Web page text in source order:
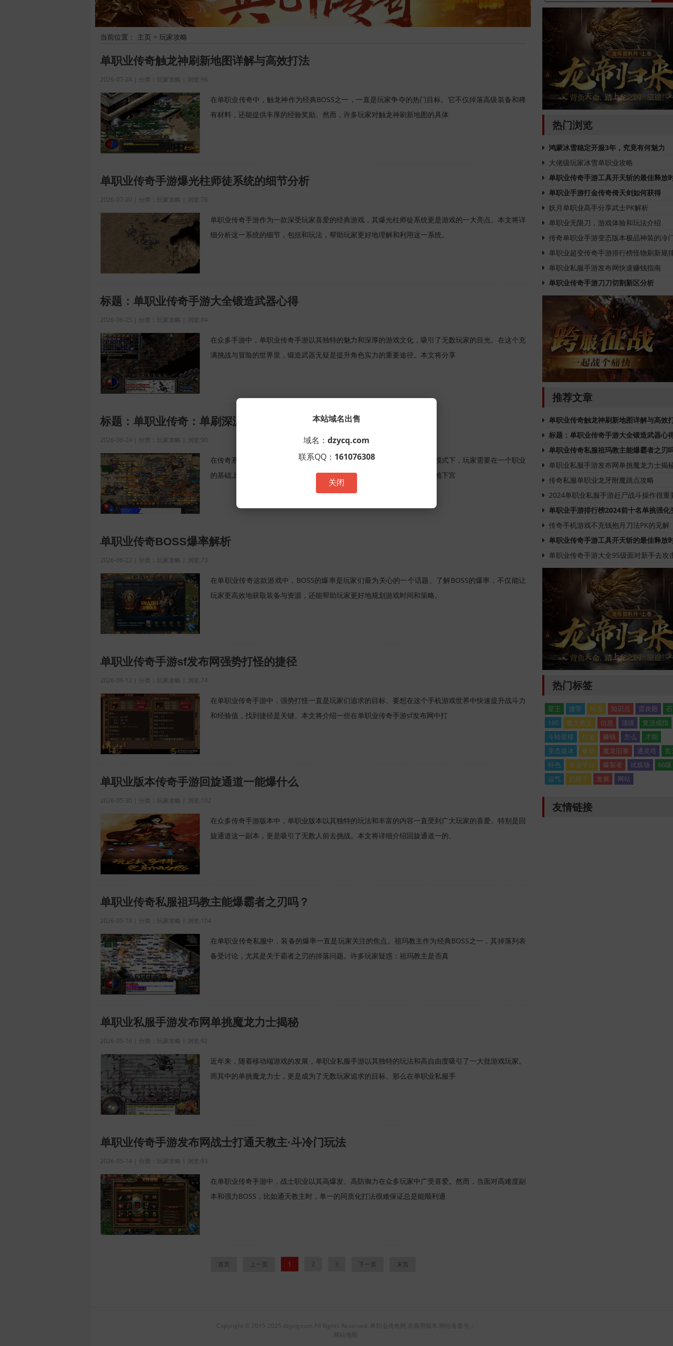
当前位置： 主页 > 玩家攻略
单职业传奇触龙神刷新地图详解与高效打法
2026-07-24 | 分类：玩家攻略 | 浏览:96
在单职业传奇中，触龙神作为经典BOSS之一，一直是玩家争夺的热门目标。它不仅掉落高级装备和稀
有材料，还能提供丰厚的经验奖励。然而，许多玩家对触龙神刷新地图的具体
单职业传奇手游爆光柱师徒系统的细节分析
2026-07-20 | 分类：玩家攻略 | 浏览:76
单职业传奇手游作为一款深受玩家喜爱的经典游戏，其爆光柱师徒系统更是游戏的一大亮点。本文将详
细分析这一系统的细节，包括和玩法，帮助玩家更好地理解和利用这一系统。
标题：单职业传奇手游大全锻造武器心得
2026-06-25 | 分类：玩家攻略 | 浏览:84
在众多手游中，单职业传奇手游以其独特的魅力和深厚的游戏文化，吸引了无数玩家的目光。在这个充
满挑战与冒险的世界里，锻造武器无疑是提升角色实力的重要途径。本文将分享
标题：单职业传奇：单刷深渊地下宫殿的探索与策略
2026-06-24 | 分类：玩家攻略 | 浏览:90
在传奇系列游戏中，单职业模式以其独特的魅力吸引着无数玩家。在这个模式下，玩家需要在一个职业
的基础上，通过精妙的操作和策略，挑战各种高难度的副本。其中，深渊地下宫
单职业传奇BOSS爆率解析
2026-06-22 | 分类：玩家攻略 | 浏览:73
在单职业传奇这款游戏中，BOSS的爆率是玩家们最为关心的一个话题。了解BOSS的爆率，不仅能让
玩家更高效地获取装备与资源，还能帮助玩家更好地规划游戏时间和策略。
单职业传奇手游sf发布网强势打怪的捷径
2026-06-12 | 分类：玩家攻略 | 浏览:74
在单职业传奇手游中，强势打怪一直是玩家们追求的目标。要想在这个手机游戏世界中快速提升战斗力
和经验值，找到捷径是关键。本文将介绍一些在单职业传奇手游sf发布网中打
单职业版本传奇手游回旋通道一能爆什么
2026-05-30 | 分类：玩家攻略 | 浏览:102
在众多传奇手游版本中，单职业版本以其独特的玩法和丰富的内容一直受到广大玩家的喜爱。特别是回
旋通道这一副本，更是吸引了无数人前去挑战。本文将详细介绍回旋通道一的、
单职业传奇私服祖玛教主能爆霸者之刃吗？
2026-05-18 | 分类：玩家攻略 | 浏览:104
在单职业传奇私服中，装备的爆率一直是玩家关注的焦点。祖玛教主作为经典BOSS之一，其掉落列表
备受讨论，尤其是关于霸者之刃的掉落问题。许多玩家疑惑：祖玛教主是否真
单职业私服手游发布网单挑魔龙力士揭秘
2026-05-16 | 分类：玩家攻略 | 浏览:92
近年来，随着移动端游戏的发展，单职业私服手游以其独特的玩法和高自由度吸引了一大批游戏玩家。
而其中的单挑魔龙力士，更是成为了无数玩家追求的目标。那么在单职业私服手
单职业传奇手游发布网战士打通天教主·斗冷门玩法
2026-05-14 | 分类：玩家攻略 | 浏览:93
在单职业传奇手游中，战士职业以其高爆发、高防御力在众多玩家中广受喜爱。然而，当面对高难度副
本和强力BOSS，比如通天教主时，单一的同质化打法很难保证总是能顺利通
首页 上一页 1 2 3 下一页 末页
热门浏览
鸿蒙冰雪稳定开服3年，究竟有何魅力
大佬级玩家冰雪单职业攻略
单职业传奇手游工具开天斩的最佳释放
单职业手游打金传奇倚天剑如何获得
妖月单职业高手分享武士PK解析
单职业无限刀，游戏体验和玩法介绍
传奇单职业手游变态版本极品神装的冷
单职业超变传奇手游排行榜怪物刷新规
单职业私服手游发布网快速赚钱指南
单职业传奇手游刀刀切割新区分析
推荐文章
单职业传奇触龙神刷新地图详解与高效
标题：单职业传奇手游大全锻造武器心
单职业传奇私服祖玛教主能爆霸者之刃
单职业私服手游发布网单挑魔龙力士揭
传奇私服单职业龙牙附魔跳点攻略
2024单职业私服手游赶尸战斗操作很重
单职业手游排行榜2024前十名单挑强化
传奇手机游戏不充钱抱月刀法PK的见解
单职业传奇手游工具开天斩的最佳释放
单职业传奇手游大全95级面对新手去攻
热门标签
星王 腰带 补充 知识点 雷炎殿
180
魔龙教主 信息 顶级
复活戒指
斗转星移
灯笼 赚钱 怎么
才能
变态凝冰
被动 魔龙旧寨 通灵塔
玄
特色
手游平台 爆裂者 试炼场
66级
运气
扔骰子 发展 网站
友情链接
Copyright © 2015-2025 dzycq.com All Rights Reserved. 单职业传奇网 非商用版本 网站备案号：
网站地图
本站域名出售
域名： dzycq.com
联系QQ： 161076308
关闭